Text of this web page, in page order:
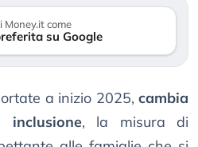
come
su Google
a inizio 2025, cambia
inclusione, la misura di